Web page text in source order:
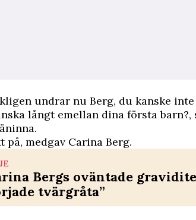
undrar nu Berg, du kanske
långt emellan dina första barn?,
på, medgav Carina Berg.
Bergs oväntade
tvärgråta”